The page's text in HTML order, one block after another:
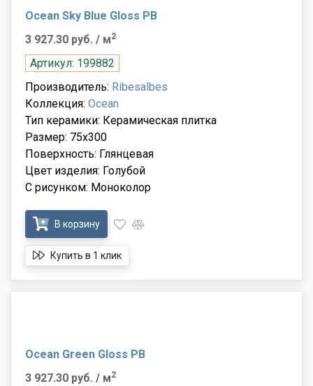
Ocean Sky Blue Gloss PB
3 927.30 руб. / м2
Артикул: 199882
Производитель: Ribesalbes
Коллекция: Ocean
Тип керамики: Керамическая плитка
Размер: 75x300
Поверхность: Глянцевая
Цвет изделия: Голубой
С рисунком: Моноколор
В корзину
Купить в 1 клик
Ocean Green Gloss PB
3 927.30 руб. / м2